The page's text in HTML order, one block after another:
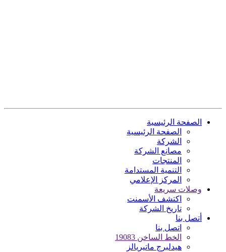
الصفحة الرئيسية
الصفحة الرئيسية
الشركة
مصانع الشركة
المنتجات
التنمية المستدامة
المركز الإعلامي
وصلات سريعة
اكتشف الأسمنت
تاريخ الشركة
أتصل بنا
اتصل بنا
الخط الساخن 19083
هيدلبرج ماتيريالز